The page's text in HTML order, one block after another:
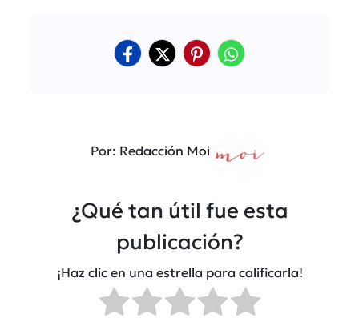
Por: Redacción Moi
¿Qué tan útil fue esta
publicación?
¡Haz clic en una estrella para calificarla!